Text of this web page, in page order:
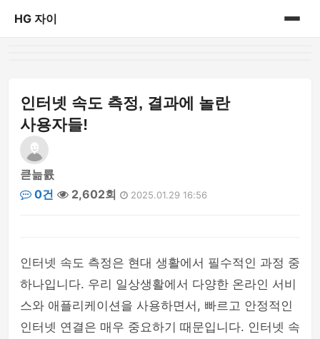
HG 자이
인터넷 속도 측정, 결과에 놀란
사용자들!
큳늚륤
0건
2,602회 2025.01.29 16:56
인터넷 속도 측정은 현대 생활에서 필수적인 과정 중
하나입니다. 우리 일상생활에서 다양한 온라인 서비
스와 애플리케이션을 사용하면서, 빠르고 안정적인
인터넷 연결은 매우 중요하기 때문입니다. 인터넷 속